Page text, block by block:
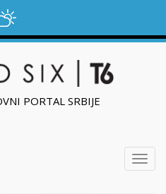
PORTAL SRBIJE